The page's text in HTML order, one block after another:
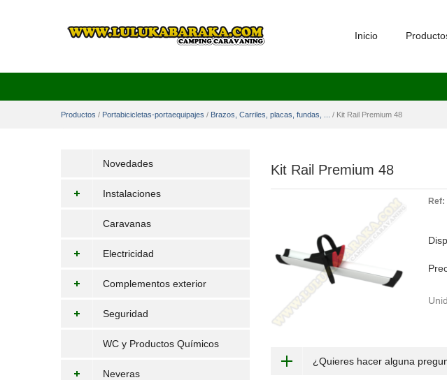
Inicio
Productos / Portabicicletas-portaequipajes / Brazos, Carriles, placas, fundas, ... / Kit Rail Premium 48
Novedades
Instalaciones
Caravanas
Electricidad
Complementos exterior
Seguridad
WC y Productos Químicos
Neveras
Kit Rail Premium 48
Ref:
¿Quieres hacer alguna